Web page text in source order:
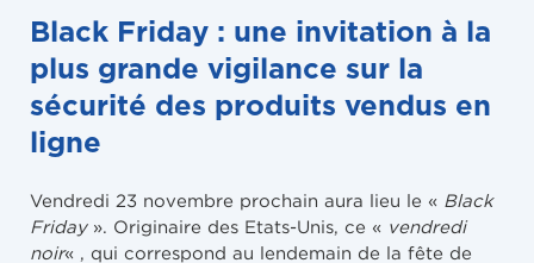
Black Friday : une invitation à la
plus grande vigilance sur la
sécurité des produits vendus en
ligne
Vendredi 23 novembre prochain aura lieu le « Black
Friday». Originaire des Etats-Unis, ce « vendredi
noir« , qui correspond au lendemain de la fête de